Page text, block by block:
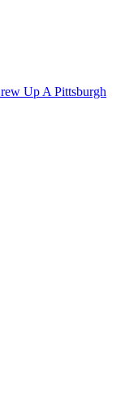
Up A Pittsburgh